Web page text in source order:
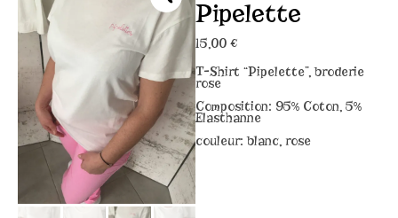
Pipelette
15,00 €
T-Shirt “Pipelette”, broderie
rose
Composition: 95% Coton, 5%
Elasthanne
couleur: blanc, rose